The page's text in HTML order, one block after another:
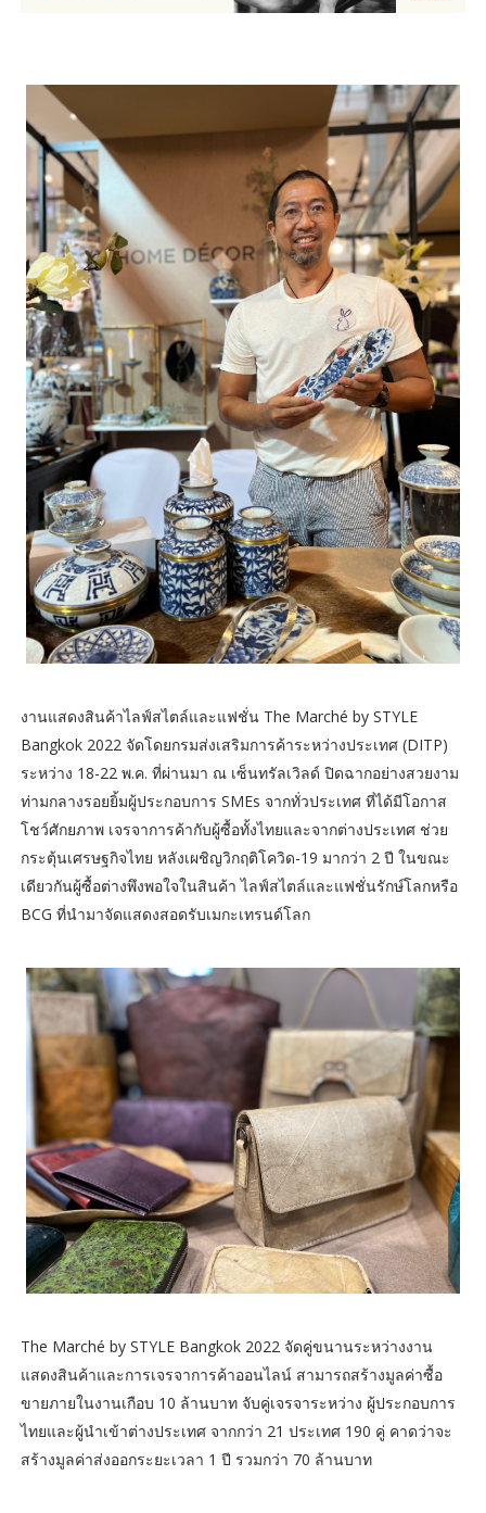
งานแสดงสินค้าไลฟ์สไตล์และแฟชั่น The Marché by STYLE
Bangkok 2022 จัดโดยกรมส่งเสริมการค้าระหว่างประเทศ (DITP)
ระหว่าง 18-22 พ.ค. ที่ผ่านมา ณ เซ็นทรัลเวิลด์ ปิดฉากอย่างสวยงาม
ท่ามกลางรอยยิ้มผู้ประกอบการ SMEs จากทั่วประเทศ ที่ได้มีโอกาส
โชว์ศักยภาพ เจรจาการค้ากับผู้ซื้อทั้งไทยและจากต่างประเทศ ช่วย
กระตุ้นเศรษฐกิจไทย หลังเผชิญวิกฤติโควิด-19 มากว่า 2 ปี ในขณะ
เดียวกันผู้ซื้อต่างพึงพอใจในสินค้า ไลฟ์สไตล์และแฟชั่นรักษ์โลกหรือ
BCG ที่นำมาจัดแสดงสอดรับเมกะเทรนด์โลก
The Marché by STYLE Bangkok 2022 จัดคู่ขนานระหว่างงาน
แสดงสินค้าและการเจรจาการค้าออนไลน์ สามารถสร้างมูลค่าซื้อ
ขายภายในงานเกือบ 10 ล้านบาท จับคู่เจรจาระหว่าง ผู้ประกอบการ
ไทยและผู้นำเข้าต่างประเทศ จากกว่า 21 ประเทศ 190 คู่ คาดว่าจะ
สร้างมูลค่าส่งออกระยะเวลา 1 ปี รวมกว่า 70 ล้านบาท